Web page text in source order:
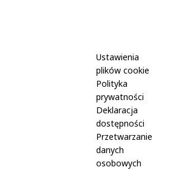
Ustawienia
plików cookie
Polityka
prywatności
Deklaracja
dostępności
Przetwarzanie
danych
osobowych